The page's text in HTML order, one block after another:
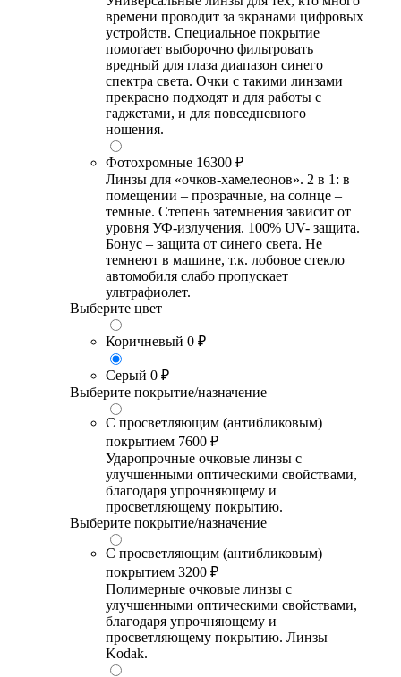
времени проводит за экранами цифровых
устройств. Специальное покрытие
помогает выборочно фильтровать
вредный для глаза диапазон синего
спектра света. Очки с такими линзами
прекрасно подходят и для работы с
гаджетами, и для повседневного
ношения.
Фотохромные 16300 ₽
Линзы для «очков-хамелеонов». 2 в 1: в
помещении – прозрачные, на солнце –
темные. Степень затемнения зависит от
уровня УФ-излучения. 100% UV- защита.
Бонус – защита от синего света. Не
темнеют в машине, т.к. лобовое стекло
автомобиля слабо пропускает
ультрафиолет.
Выберите цвет
Коричневый 0 ₽
Серый 0 ₽
Выберите покрытие/назначение
С просветляющим (антибликовым)
покрытием 7600 ₽
Ударопрочные очковые линзы с
улучшенными оптическими свойствами,
благодаря упрочняющему и
просветляющему покрытию.
Выберите покрытие/назначение
С просветляющим (антибликовым)
покрытием 3200 ₽
Полимерные очковые линзы с
улучшенными оптическими свойствами,
благодаря упрочняющему и
просветляющему покрытию. Линзы
Kodak.